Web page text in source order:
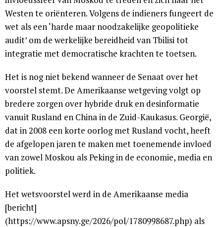
Westen te oriënteren. Volgens de indieners fungeert de
wet als een ‘harde maar noodzakelijke geopolitieke
audit’ om de werkelijke bereidheid van Tbilisi tot
integratie met democratische krachten te toetsen.
Het is nog niet bekend wanneer de Senaat over het
voorstel stemt. De Amerikaanse wetgeving volgt op
bredere zorgen over hybride druk en desinformatie
vanuit Rusland en China in de Zuid-Kaukasus. Georgië,
dat in 2008 een korte oorlog met Rusland vocht, heeft
de afgelopen jaren te maken met toenemende invloed
van zowel Moskou als Peking in de economie, media en
politiek.
Het wetsvoorstel werd in de Amerikaanse media
[bericht]
(https://www.apsny.ge/2026/pol/1780998687.php) als